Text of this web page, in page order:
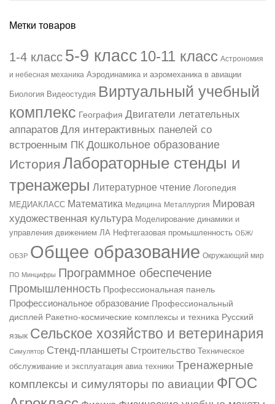
Метки товаров
1-4 класс 5-9 класс 10-11 класс Астрономия
и небесная механика Аэродинамика и аэромеханика в авиации
Биология Видеостудия Виртуальный учебный
комплекс География Двигатели летательных
аппаратов Для интерактивных панелей со
встроенным ПК Дошкольное образование
История Лабораторные стенды и
тренажеры Литературное чтение Логопедия
МЕДИАКЛАСС Математика Медицина Металлургия Мировая
художественная культура Моделирование динамики и
управления движением ЛА Нефтегазовая промышленность ОБЖ/
ОБЗР Общее образование Окружающий мир
ПО Минцифры Программное обеспечение
Промышленность Профессиональная панель
Профессиональное образование Профессиональный
дисплей Ракетно-космические комплексы и техника Русский
язык Сельское хозяйство и ветеринария
Симулятор Стенд-планшеты Строительство
Техническое
обслуживание и эксплуатация авиа техники Тренажерные
комплексы и симуляторы по авиации ФГОС